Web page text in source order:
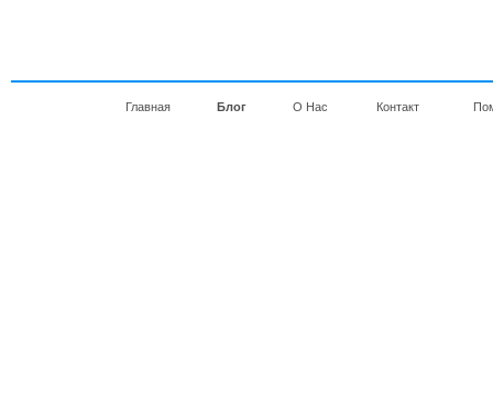
Главная Блог О Нас Контакт